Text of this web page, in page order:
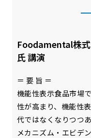
Foodamental株
氏 講演
＝ 要 旨 ＝
機能性表示食品市場
性が高まり、機能性
代ではなくなりつつ
メカニズム・エビデ